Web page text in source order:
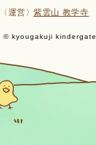
〈運営〉紫雲山 教学寺
© kyougakuji